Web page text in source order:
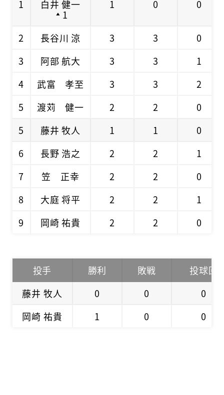
1
白井 健一
1
1 0 0
2 長谷川 涼 3 3
0
3
阿部 航大 3 3
1
4
武富 孝至 3 3
2
5
渡苅 健一 2 2
0
5
藤井 牧人 1 1
0
6
長野 浩之 2 2
1
7
笠 正幸 2 2
0
8
大庭 将平 2 2
1
9
岡崎 祐貴 2 2 0
投手 勝利 敗戦
投球回
藤井 牧人
0 0
0
岡崎 祐貴
1 0 0